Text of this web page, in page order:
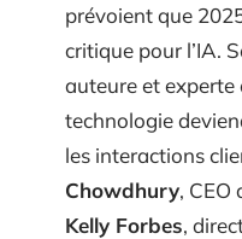
prévoient que
critique pour l’IA.
auteure et experte
technologie
les interactions
Chowdhury, CEO
Kelly Forbes,